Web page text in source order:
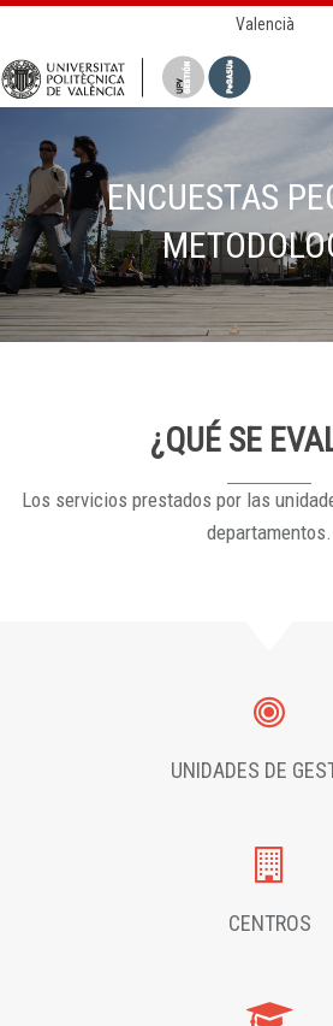
Valencià
ENCUESTAS
¿QUÉ SE
Los servicios prestados por las
departamentos.
UNIDADES DE
CENTROS